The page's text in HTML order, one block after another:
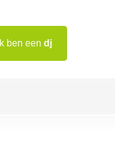
Ik ben een dj